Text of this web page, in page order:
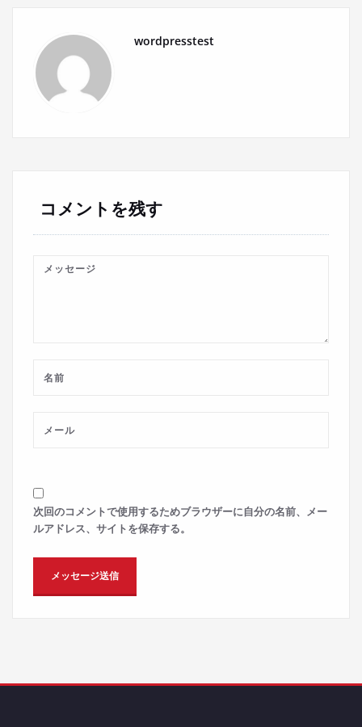
ビ
ゲ
ン
wordpresstest
コメントを残す
次回のコメントで使用するためブラウザーに自分の名前、メー
ルアドレス、サイトを保存する。